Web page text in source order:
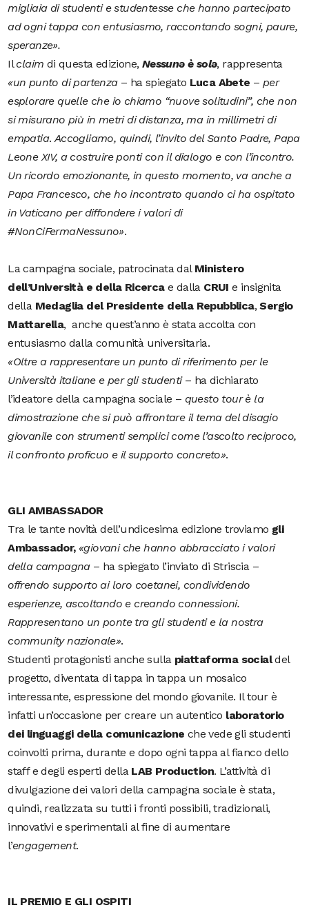
migliaia di studenti e studentesse che hanno partecipato
ad ogni tappa con entusiasmo, raccontando sogni, paure,
speranze».
Ilclaim di questa edizione, Nessunə è solə, rappresenta
«un punto di partenza– ha spiegato Luca Abete – per
esplorare quelle che io chiamo “nuove solitudini”, che non
si misurano più in metri di distanza, ma in millimetri di
empatia. Accogliamo, quindi, l’invito del Santo Padre, Papa
Leone XIV, a costruire ponti con il dialogo e con l’incontro.
Un ricordo emozionante, in questo momento, va anche a
Papa Francesco, che ho incontrato quando ci ha ospitato
in Vaticano per diffondere i valori di
#NonCiFermaNessuno».
La campagna sociale, patrocinata dal Ministero
dell’Università e della Ricercae dalla CRUI e insignita
della Medaglia del Presidente della Repubblica,Sergio
Mattarella, anche quest’anno è stata accolta con
entusiasmo dalla comunità universitaria.
«Oltre a rappresentare un punto di riferimento per le
Università italiane e per gli studenti – ha dichiarato
l’ideatore della campagna sociale – questo tour è la
dimostrazione che si può affrontare il tema del disagio
giovanile con strumenti semplici come l’ascolto reciproco,
il confronto proficuo e il supporto concreto».
GLI AMBASSADOR
Tra le tante novità dell’undicesima edizione troviamo gli
Ambassador, «giovani che hanno abbracciato i valori
della campagna – ha spiegato l’inviato di Striscia –
offrendo supporto ai loro coetanei, condividendo
esperienze, ascoltando e creando connessioni.
Rappresentano un ponte tra gli studenti e la nostra
community nazionale».
Studenti protagonisti anche sulla piattaforma socialdel
progetto, diventata di tappa in tappa un mosaico
interessante, espressione del mondo giovanile. Il tour è
infatti un’occasione per creare un autentico laboratorio
dei linguaggi della comunicazione che vede gli studenti
coinvolti prima, durante e dopo ogni tappa al fianco dello
staff e degli esperti della LAB Production. L’attività di
divulgazione dei valori della campagna sociale è stata,
quindi, realizzata su tutti i fronti possibili, tradizionali,
innovativi e sperimentali al fine di aumentare
l’engagement.
IL PREMIO E GLI OSPITI